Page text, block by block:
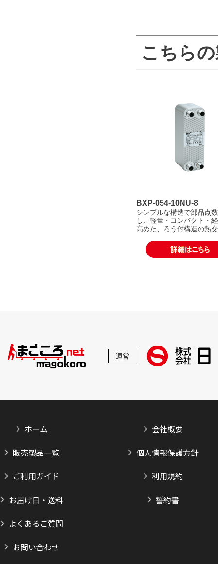
こちら
BXP-054-10NU-8
シンプルな構造で部品点
し、軽量・コンパクト・
高めた、ろう付構造の熱
運営
ホーム
販売製品一覧
ご利用ガイド
お届け日・送料
よくあるご質問
お問い合わせ
会社概要
個人情報保護方針
利用規約
誓約書